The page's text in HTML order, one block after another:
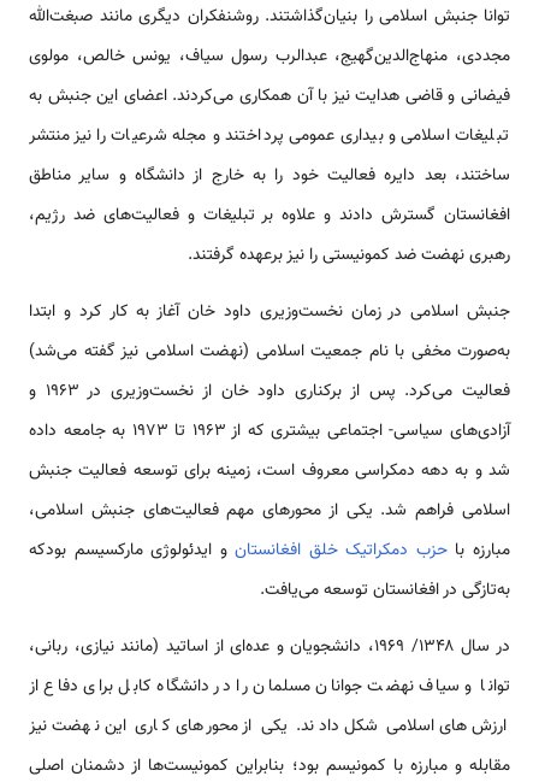
توانا جنبش اسلامی را بنیان‌گذاشتند. روشنفکران دیگری مانند صبغت‌الله
مجددی، منهاج‌الدین‌گهیج، عبدالرب رسول سیاف، یونس خالص، مولوی
فیضانی و قاضی هدایت نیز با آن همکاری می‌کردند. اعضای این جنبش به
تبلیغات اسلامی و بیداری عمومی پرداختند و مجله شرعیات را نیز منتشر
ساختند، بعد دایره فعالیت خود را به خارج از دانشگاه و سایر مناطق
افغانستان گسترش دادند و علاوه بر تبلیغات و فعالیت‌های ضد رژیم،
رهبری نهضت ضد کمونیستی را نیز برعهده گرفتند.
جنبش اسلامی در زمان نخست‌وزیری داود خان آغاز به کار کرد و ابتدا
به‌صورت مخفی با نام جمعیت اسلامی (نهضت اسلامی نیز گفته می‌شد)
فعالیت می‌کرد. پس از برکناری داود خان از نخست‌وزیری در ۱۹۶۳ و
آزادی‌های سیاسی- اجتماعی بیشتری که از ۱۹۶۳ تا ۱۹۷۳ به جامعه داده
شد و به دهه دمکراسی معروف است، زمینه برای توسعه فعالیت جنبش
اسلامی فراهم شد. یکی از محورهای مهم فعالیت‌های جنبش اسلامی،
مبارزه باحزب دمکراتیک خلق افغانستانو ایدئولوژی مارکسیسم بودکه
به‌تازگی در افغانستان توسعه می‌یافت.
در سال ۱۳۴۸/ ۱۹۶۹، دانشجویان و عده‌ای از اساتید (مانند نیازی، ربانی،
توانا و سیاف نهضت جوانان مسلمان را در دانشگاه کابل برای دفاع از
ارزش‌های اسلامی شکل دادند. یکی از محورهای کاری این نهضت نیز
مقابله و مبارزه با کمونیسم بود؛ بنابراین کمونیست‌ها از دشمنان اصلی